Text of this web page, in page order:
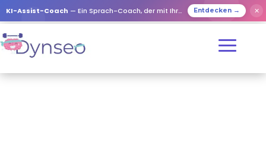
KI-Assist-Coach — Ein Sprach-Coach, der mit Ihren Lieben spielt Entdecken → ✕